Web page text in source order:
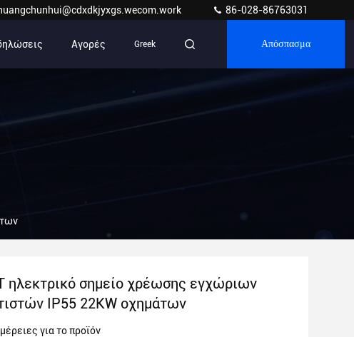
86-028-86763031
Αγορές Greek Απόσπασμα
ηλεκτρικό σημείο χρέωσης εγχώριων
IP55 22KW οχημάτων
για το προϊόν